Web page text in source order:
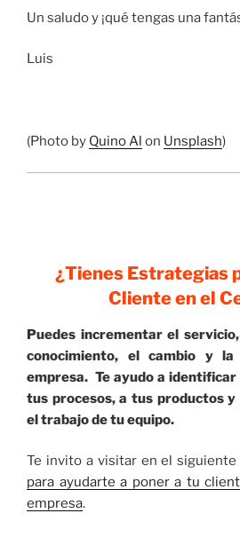
Un saludo y ¡qué tengas una
Luis
(Photo by Quino Al on Unsplash)
¿Tienes Estrategias
Cliente en el
Puedes incrementar el
conocimiento, el cambio y
empresa. Te ayudo a identificar
tus procesos, a tus productos
el trabajo de tu equipo.
Te invito a visitar en el siguiente
para ayudarte a poner a tu
empresa.